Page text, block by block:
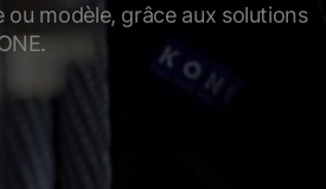
ou modèle, grâce aux solutions